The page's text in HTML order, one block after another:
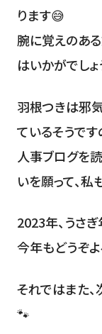
ります😅
腕に覚えのあ
はいかがでしょ
羽根つきは邪
ているそうです
人事ブログを
いを願って、私
2023年、うさ
今年もどうぞよ
それではまた
🐾